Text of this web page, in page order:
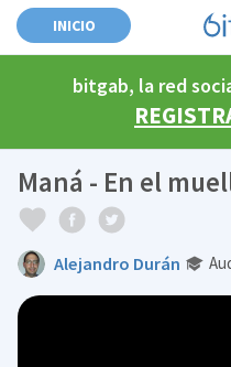
INICIO
bitgab, la red
Maná - En el
Alejandro Durán